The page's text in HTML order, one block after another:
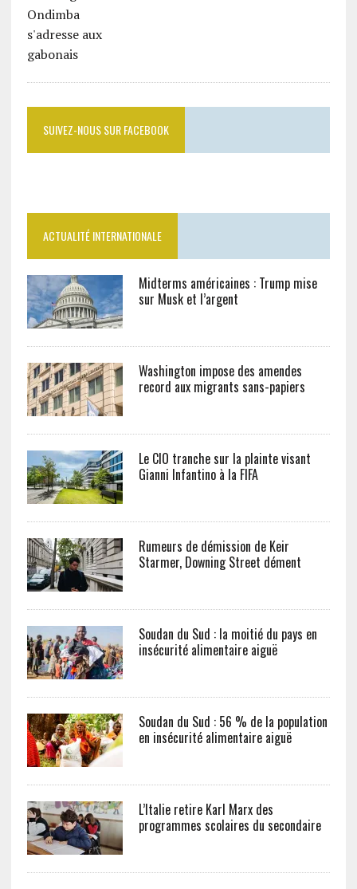
SUIVEZ-NOUS SUR FACEBOOK
ACTUALITÉ INTERNATIONALE
Midterms américaines : Trump mise
sur Musk et l’argent
Washington impose des amendes
record aux migrants sans-papiers
Le CIO tranche sur la plainte visant
Gianni Infantino à la FIFA
Rumeurs de démission de Keir
Starmer, Downing Street dément
Soudan du Sud : la moitié du pays en
insécurité alimentaire aiguë
Soudan du Sud : 56 % de la population
en insécurité alimentaire aiguë
L’Italie retire Karl Marx des
programmes scolaires du secondaire